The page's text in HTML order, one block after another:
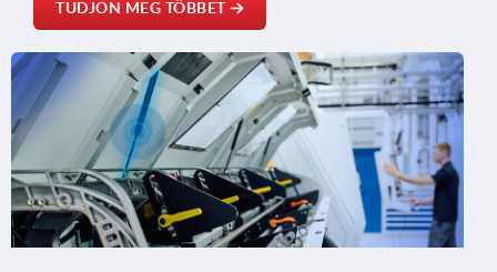
a reprodukálható pozicionálást – ideálisak a
berendezésgyártásnál, valamint a fémmegmunkálásnál.
TUDJON MEG TÖBBET